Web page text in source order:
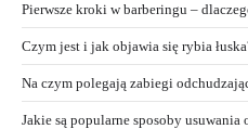
Pierwsze kroki w barberingu –
Czym jest i jak objawia się rybia
Na czym polegają zabiegi
Jakie są popularne sposoby usuwania